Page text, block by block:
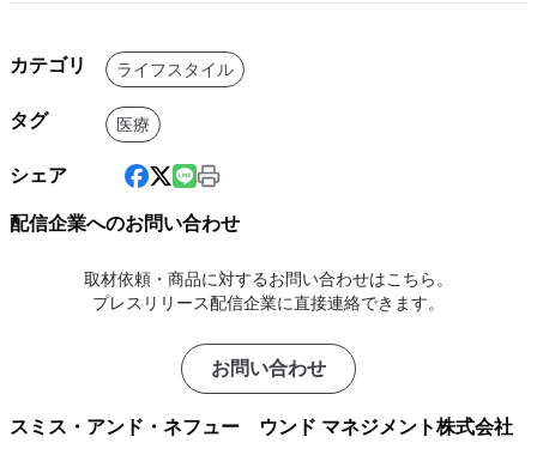
カテゴリ ライフスタイル
タグ 医療
シェア
配信企業へのお問い合わせ
取材依頼・商品に対するお問い合わせはこちら。
プレスリリース配信企業に直接連絡できます。
お問い合わせ
スミス・アンド・ネフュー ウンド マネジメント株式会社